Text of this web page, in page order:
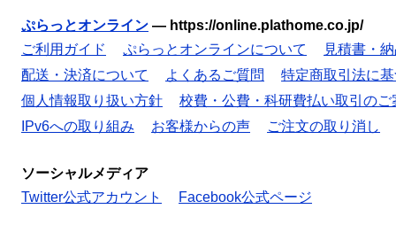
ぷらっとオンライン — https://online.plathome.co.jp/
ご利用ガイド
ぷらっとオンラインについて
見積書・
配送・決済について
よくあるご質問
特定商取引法に
個人情報取り扱い方針
校費・公費・科研費払い取引のご
IPv6への取り組み
お客様からの声 ご注文の取り消し
ソーシャルメディア
Twitter公式アカウント
Facebook公式ページ